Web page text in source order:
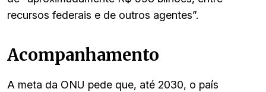
recursos federais e de outros agentes”.
Acompanhamento
A meta da ONU pede que, até 2030, o país